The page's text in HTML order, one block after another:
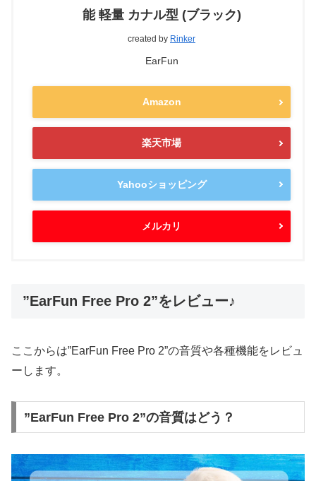
能 軽量 カナル型 (ブラック)
created by Rinker
EarFun
Amazon
楽天市場
Yahooショッピング
メルカリ
”EarFun Free Pro 2”をレビュー♪
ここからは”EarFun Free Pro 2”の音質や各種機能をレビュ
ーします。
”EarFun Free Pro 2”の音質はどう？